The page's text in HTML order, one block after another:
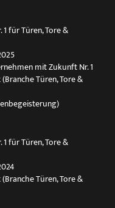
für Türen, Tore &
mit Zukunft Nr. 1
Türen, Tore &
für Türen, Tore &
Türen, Tore &